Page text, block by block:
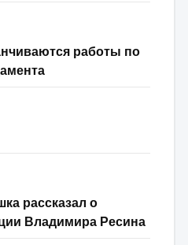
работы по
рассказал о
Владимира Ресина